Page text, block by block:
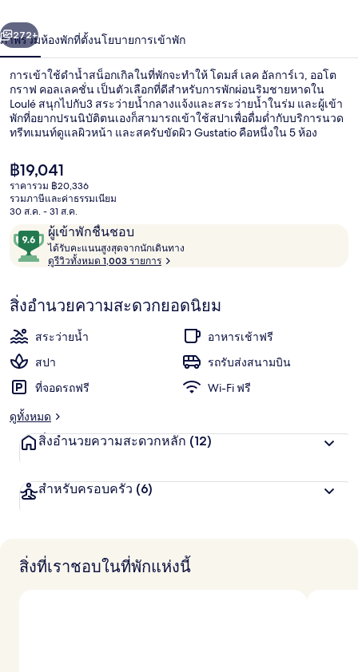
การ์
เว,
ออ
โต
กราฟ
คอลเล
คชั่น
า
ถัดไป
272+
ภาพรวมห้องพักที่ตั้งนโยบายการเข้าพัก
การเข้าใช้ดำน้ำสน็อกเกิลในที่พักจะทำให้ โดมส์ เลค อัลการ์เว, ออโต
กราฟ คอลเลคชั่น เป็นตัวเลือกที่ดีสำหรับการพักผ่อนริมชายหาดใน
Loulé สนุกไปกับ3 สระว่ายน้ำกลางแจ้งและสระว่ายน้ำในร่ม และผู้เข้า
พักที่อยากปรนนิบัติตนเองก็สามารถเข้าใช้สปาเพื่อดื่มด่ำกับบริการนวด
ทรีทเมนท์ดูแลผิวหน้า และสครับขัดผิว Gustatio คือหนึ่งใน 5 ห้อง
โรงแรมสุดหรูแห่งนี้ ได้แก่ 2 บาร์/เลานจ์ ท่าจอดเรือ และสโมสรสำหรับ
เด็กฟรี นักเดินทางต่างชื่นชอบพนักงานและสภาพที่พัก
ราคา
ปัจจุบัน
฿19,041
฿19,041
ราคารวม ฿20,336
รวมภาษีและค่าธรรมเนียม
30 ส.ค. - 31 ส.ค.
รีวิว ผู้เข้าพักชื่นชอบ
9.6
จาก
10,
เข้า
ชอบ
ได้รับคะแนนสูงสุดจากนักเดินทาง
ค
แ
น
น
ง
จ
า
า
ง
ดูรีวิวทั้งหมด 1,003 รายการ
สิ่งอำนวยความสะดวกยอดนิยม
สระว่ายน้ำ
อาหารเช้าฟรี
สปา
รถรับส่งสนามบิน
ที่จอดรถฟรี
Wi-Fi ฟรี
ดูทั้งหมด
สิ่งอำนวยความสะดวกหลัก (12)
สำหรับครอบครัว (6)
สิ่งที่เราชอบในที่พักแห่งนี้